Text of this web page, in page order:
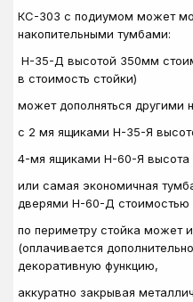
КС-303 с подиумом может
накопительными тумбами:
Н-35-Д высотой 350мм
в стоимость стойки)
может дополняться другими
с 2 мя ящиками Н-35-Я
4-мя ящиками Н-60-Я
или самая экономичная
дверями Н-60-Д стоимостью
по периметру стойка может
(оплачивается
декоративную функцию,
аккуратно закрывая